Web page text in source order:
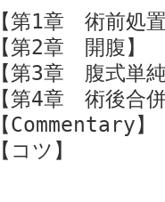
【第1章 術前処
【第2章 開腹】
【第3章 腹式単
【第4章 術後合
【Commentary】
【コツ】